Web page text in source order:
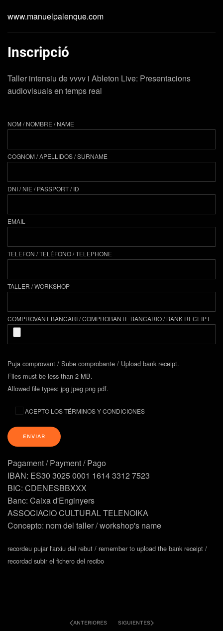
www.manuelpalenque.com
Inscripció
Taller intensiu de vvvv i Ableton Live: Presentacions
audiovisuals en temps real
NOM / NOMBRE / NAME
COGNOM / APELLIDOS / SURNAME
DNI / NIE / PASSPORT / ID
EMAIL
TELÈFON / TELÉFONO / TELEPHONE
TALLER / WORKSHOP
COMPROVANT BANCARI / COMPROBANTE BANCARIO / BANK RECEIPT
Puja comprovant / Sube comprobante / Upload bank receipt.
Files must be less than 2 MB.
Allowed file types: jpg jpeg png pdf.
ACEPTO LOS TÉRMINOS Y CONDICIONES
Pagament / Payment / Pago
IBAN: ES30 3025 0001 1614 3312 7523
BIC: CDENESBBXXX
Banc: Caixa d'Enginyers
ASSOCIACIO CULTURAL TELENOIKA
Concepto: nom del taller / workshop's name
recordeu pujar l'arxiu del rebut / remember to upload the bank receipt /
recordad subir el fichero del recibo
ANTERIORES SIGUIENTES